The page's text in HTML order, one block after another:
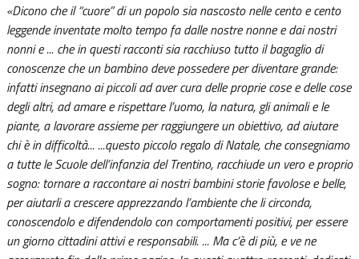
«Dicono che il “cuore” di un popolo sia nascosto nelle cento e cento
leggende inventate molto tempo fa dalle nostre nonne e dai nostri
nonni e ... che in questi racconti sia racchiuso tutto il bagaglio di
conoscenze che un bambino deve possedere per diventare grande:
infatti insegnano ai piccoli ad aver cura delle proprie cose e delle cose
degli altri, ad amare e rispettare l’uomo, la natura, gli animali e le
piante, a lavorare assieme per raggiungere un obiettivo, ad aiutare
chi è in difficoltà... ...questo piccolo regalo di Natale, che consegniamo
a tutte le Scuole dell’infanzia del Trentino, racchiude un vero e proprio
sogno: tornare a raccontare ai nostri bambini storie favolose e belle,
per aiutarli a crescere apprezzando l’ambiente che li circonda,
conoscendolo e difendendolo con comportamenti positivi, per essere
un giorno cittadini attivi e responsabili. ... Ma c’è di più, e ve ne